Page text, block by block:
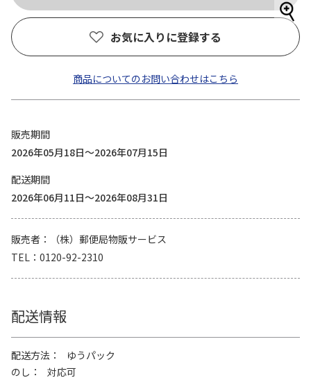
お気に入りに登録する
商品についてのお問い合わせはこちら
販売期間
2026年05月18日～2026年07月15日
配送期間
2026年06月11日～2026年08月31日
販売者
（株）郵便局物販サービス
TEL
0120-92-2310
配送情報
配送方法
ゆうパック
のし
対応可